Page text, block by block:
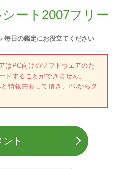
ート2007フリー
毎日の鑑定にお役立てください
はPC向けのソフトウェアのた
ドすることができません。
情報共有して頂き、PCからダ
ント